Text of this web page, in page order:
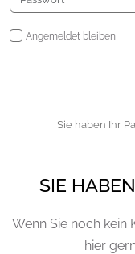
Angemeldet bleiben
Sie haben Ihr
SIE
Wenn Sie noch kein
hier